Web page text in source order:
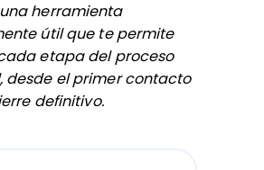
herramienta
útil que te permite
etapa del proceso
desde el primer contacto
definitivo.